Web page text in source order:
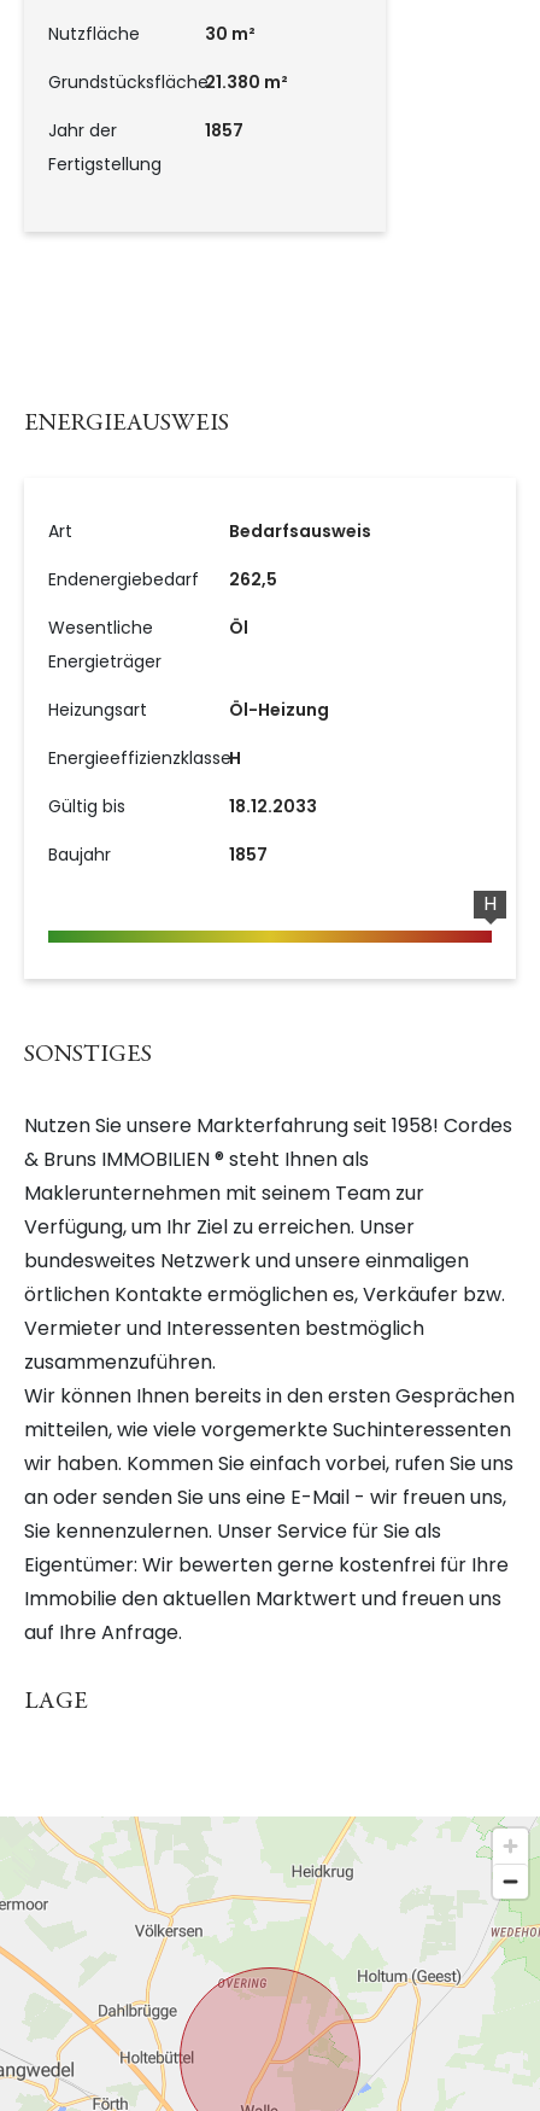
Nutzfläche
30 m²
Grundstücksfläche21.380 m²
Jahr der
Fertigstellung
1857
ENERGIEAUSWEIS
Art
Bedarfsausweis
Endenergiebedarf
262,5
Wesentliche
Energieträger
Öl
Heizungsart
Öl-Heizung
EnergieeffizienzklasseH
Gültig bis
18.12.2033
Baujahr
1857
H
SONSTIGES
Nutzen Sie unsere Markterfahrung seit 1958! Cordes
& Bruns IMMOBILIEN ® steht Ihnen als
Maklerunternehmen mit seinem Team zur
Verfügung, um Ihr Ziel zu erreichen. Unser
bundesweites Netzwerk und unsere einmaligen
örtlichen Kontakte ermöglichen es, Verkäufer bzw.
Vermieter und Interessenten bestmöglich
zusammenzuführen.
Wir können Ihnen bereits in den ersten Gesprächen
mitteilen, wie viele vorgemerkte Suchinteressenten
wir haben. Kommen Sie einfach vorbei, rufen Sie uns
an oder senden Sie uns eine E-Mail - wir freuen uns,
Sie kennenzulernen. Unser Service für Sie als
Eigentümer: Wir bewerten gerne kostenfrei für Ihre
Immobilie den aktuellen Marktwert und freuen uns
auf Ihre Anfrage.
LAGE